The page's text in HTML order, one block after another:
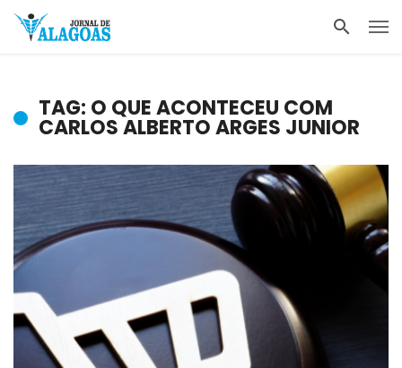
TAG: O QUE ACONTECEU COM
CARLOS ALBERTO ARGES JUNIOR